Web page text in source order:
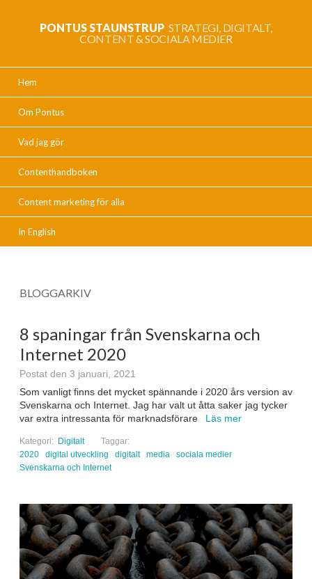
PONTUS STAUNSTRUP STRATEGI, DIGITALT,
CONTENT & SOCIALA MEDIER
Hem
Om Pontus
Vad jag gör
Contenthandboken
Content marketing för alla
In English
BLOGGARKIV
8 spaningar från Svenskarna och
Internet 2020
Postat den 3 januari, 2021
Som vanligt finns det mycket spännande i 2020 års version av
Svenskarna och Internet. Jag har valt ut åtta saker jag tycker
var extra intressanta för marknadsförare
Läs mer
Kategori: Digitalt
Taggar:
2020
digital utveckling digitalt media
sociala medier
Svenskarna och Internet